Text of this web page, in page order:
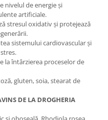
nivelul de energie și
artificiale.
stresul oxidativ și protejează
sistemului cardiovascular și
la întârzierea proceselor de
gluten, soia, stearat de
DE LA DROGHERIA